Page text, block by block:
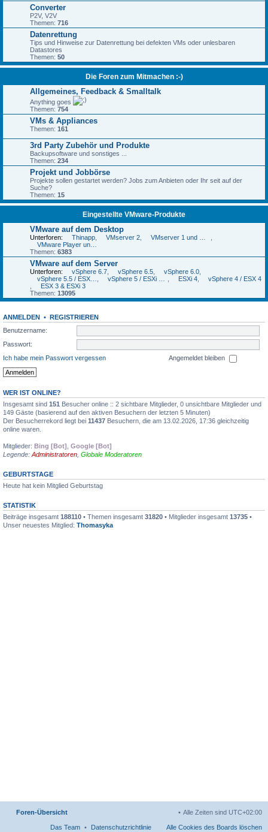
Converter
P2V, V2V
Themen: 716
Datenrettung
Tips und Hinweise zur Datenrettung bei defekten VMs oder unlesbaren
Datastores
Themen: 50
Die Foren zum Mitmachen :-)
Allgemeines, Feedback & Smalltalk
Anything goes
Themen: 754
VMs & Appliances
Themen: 161
3rd Party Zubehör und Produkte
Backupsoftware und sonstiges ...
Themen: 234
Projekt und Jobbörse
Projekte sollen gestartet werden? Jobs zum Anbieten oder Ihr seit auf der
Suche?
Themen: 15
Eingestellte VMware-Produkte
VMware auf dem Desktop
Unterforen: Thinapp VMserver 2
Themen: 6383
VMware auf dem Server
Unterforen: vSphere 6.7 vSphere 6.5 vSphere 6.0
ESXi 4
vSphere 4 / ESX 4
ESX 3 & ESXi 3
Themen: 13095
ANMELDEN • REGISTRIEREN
Benutzername:
Passwort:
Ich habe mein Passwort vergessen
Angemeldet bleiben
WER IST ONLINE?
Insgesamt sind 151 Besucher online :: 2 sichtbare Mitglieder, 0 unsichtbare Mitglieder und
149 Gäste (basierend auf den aktiven Besuchern der letzten 5 Minuten)
Der Besucherrekord liegt bei 11437 Besuchern, die am 13.02.2026, 17:36 gleichzeitig
online waren.
Mitglieder: Bing [Bot] Google [Bot]
Legende: Administratoren Globale Moderatoren
GEBURTSTAGE
Heute hat kein Mitglied Geburtstag
STATISTIK
Beiträge insgesamt 188110 • Themen insgesamt 31820 • Mitglieder insgesamt 13735 •
Unser neuestes Mitglied: Thomasyka
Foren-Übersicht Alle Zeiten sind UTC+02:00
Alle Cookies des Boards löschen
Datenschutzrichtlinie
Das Team